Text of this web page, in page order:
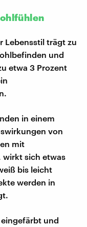
Lebensstil trägt zu
und
etwa 3 Prozent
in einem
von
mit
wirkt sich etwas
bis leicht
werden in
und